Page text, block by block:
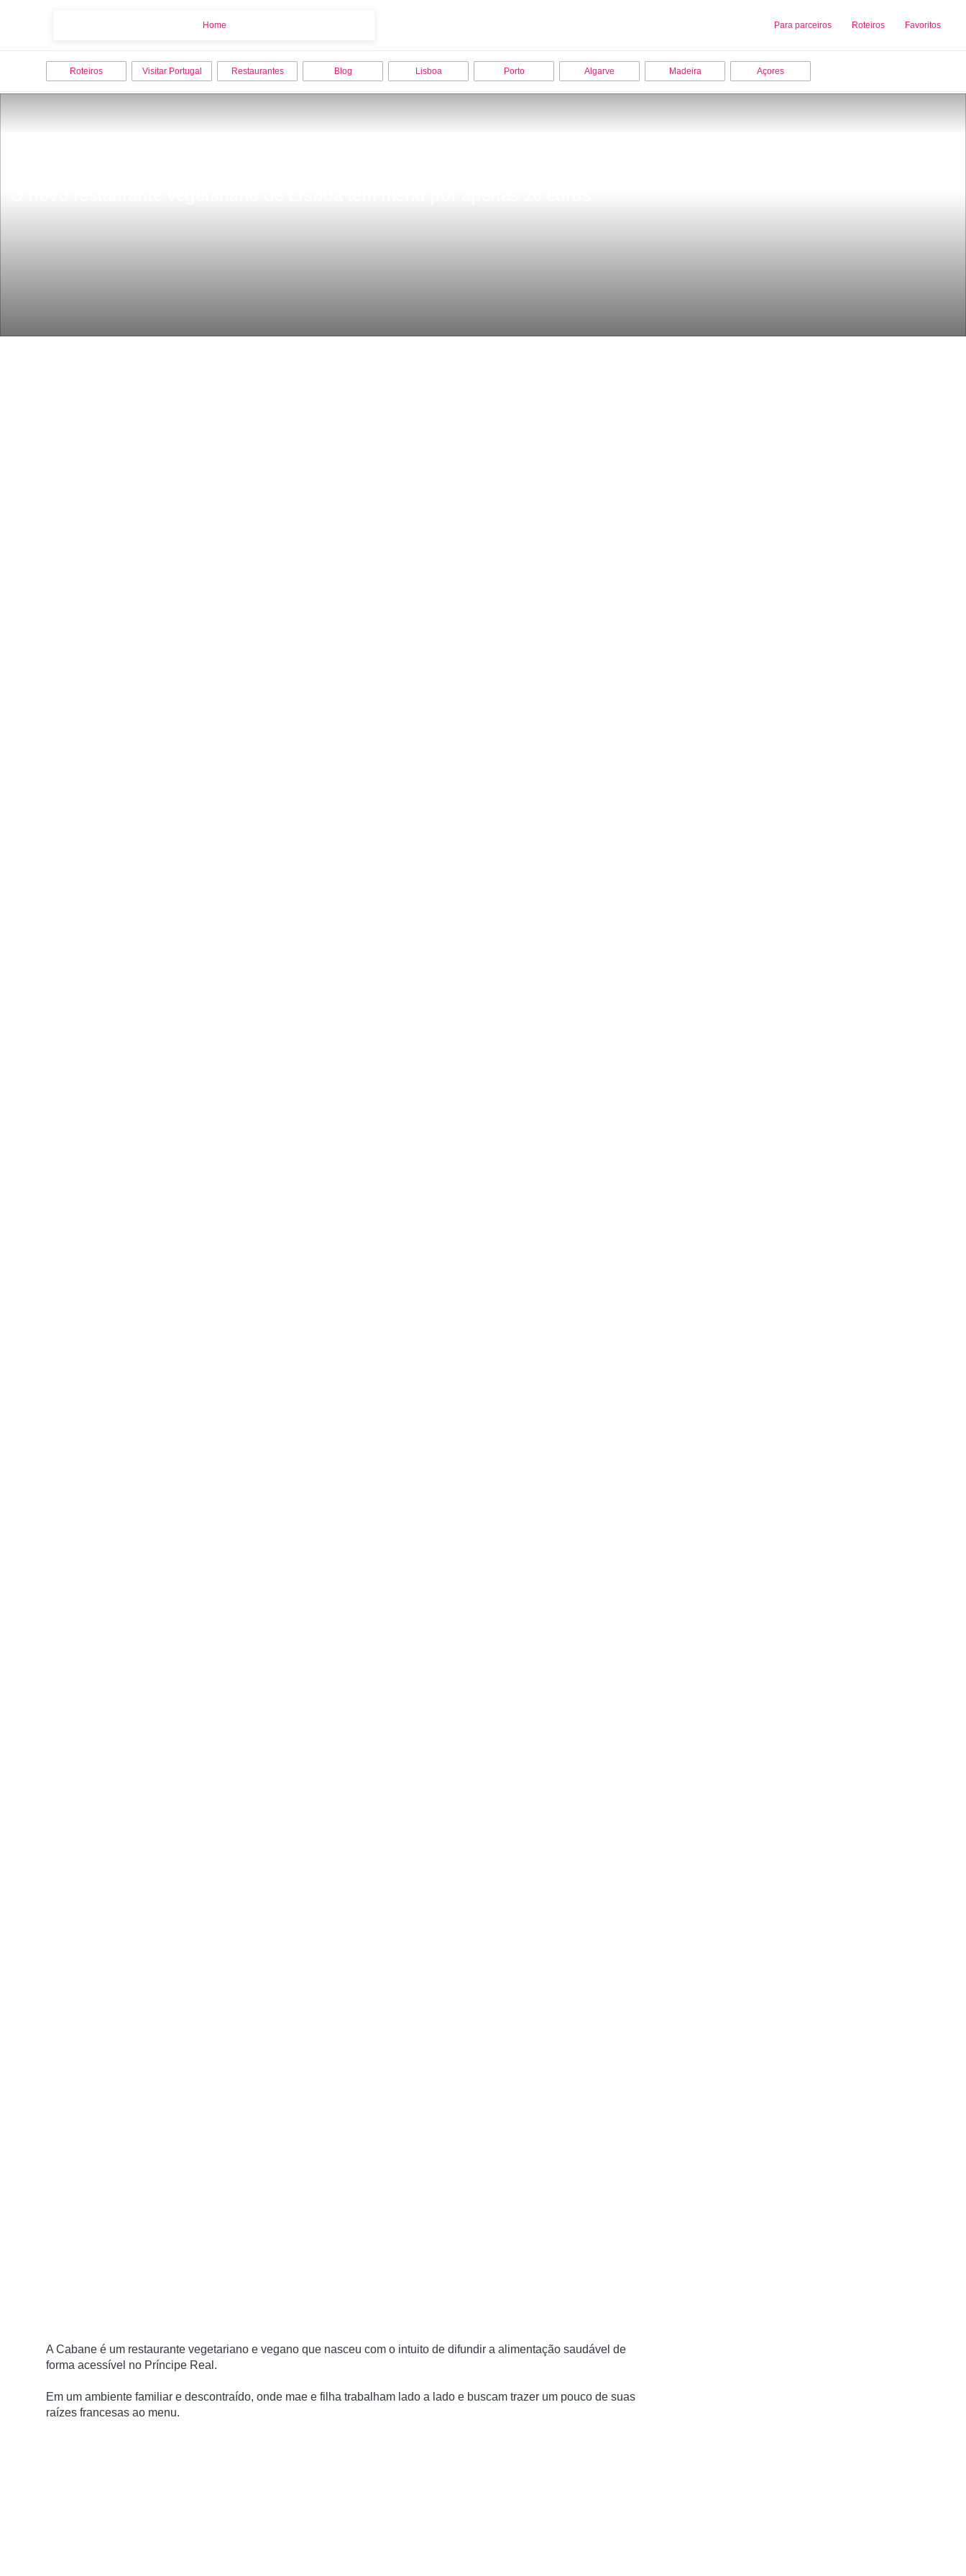
Home Para parceiros Roteiros Favoritos
Sobre nós Adicionar uma Empresa
Roteiros Visitar Portugal Restaurantes Blog Lisboa Porto Algarve Madeira Açores
A Cabane é um restaurante vegetariano e vegano que nasceu com o intuito de difundir a alimentação saudável de
forma acessível no Príncipe Real.
Em um ambiente familiar e descontraído, onde mae e filha trabalham lado a lado e buscam trazer um pouco de suas
raízes francesas ao menu.